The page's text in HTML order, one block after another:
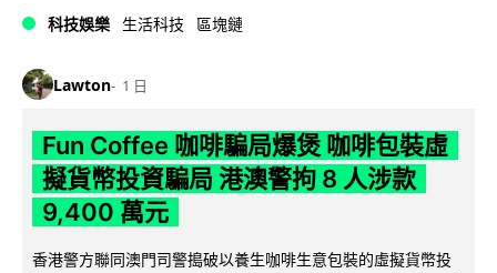
科技娛樂 生活科技 區塊鏈
Lawton 1 日
Fun Coffee 咖啡騙局爆煲 咖啡包裝虛
擬貨幣投資騙局 港澳警拘 8 人涉款
9,400 萬元
香港警方聯同澳門司警搗破以養生咖啡生意包裝的虛擬貨幣投